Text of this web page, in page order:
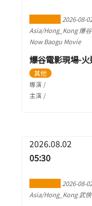
2026-08-
Asia/Hong_Kong 爆
Now Baogu Movie
爆谷電影現場-
其他
導演 /
主演 /
2026.08.02
05:30
2026-08-
Asia/Hong_Kong 武俠